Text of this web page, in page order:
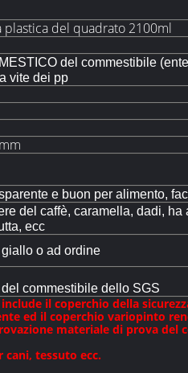
plastica del quadrato 2100ml
del commestibile
vite dei pp
e buon per alimento,
del caffè, caramella, dadi, ha
ecc
o ad ordine
commestibile dello SGS
include il coperchio della
ed il coperchio variopinto
materiale di prova del
cani, tessuto ecc.